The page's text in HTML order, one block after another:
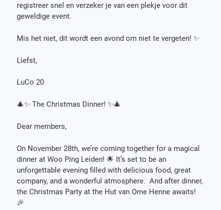
registreer snel en verzeker je van een plekje voor dit
geweldige event.
Mis het niet, dit wordt een avond om niet te vergeten! ✨
Liefst,
LuCo 20
🎄✨ The Christmas Dinner! ✨🎄
Dear members,
On November 28th, we’re coming together for a magical
dinner at Woo Ping Leiden! 🌟 It’s set to be an
unforgettable evening filled with delicious food, great
company, and a wonderful atmosphere. And after dinner,
the Christmas Party at the Hut van Ome Henne awaits!
🎉